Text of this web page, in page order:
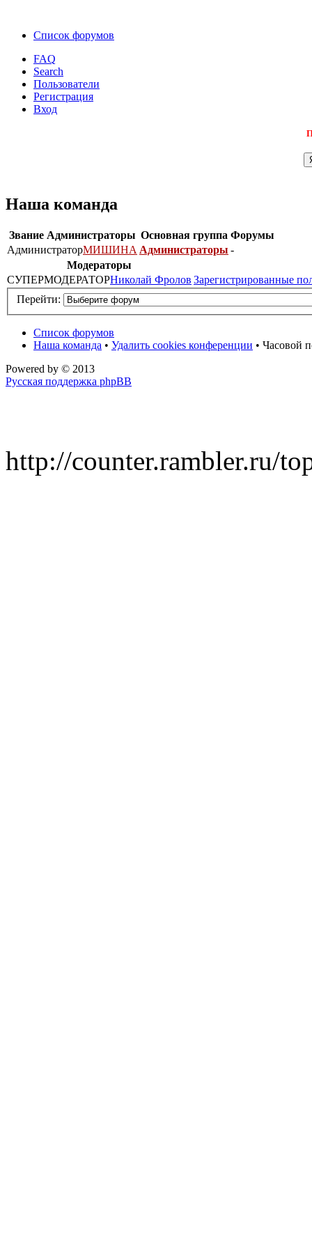
Список форумов
FAQ
Search
Пользователи
Регистрация
Вход
Наша команда
Звание Администраторы Основная группа Форумы
АдминистраторМИШИНА Администраторы -
Модераторы
СУПЕРМОДЕРАТОРНиколай Фролов Зарегистрированные
Перейти:
Список форумов
Наша команда • Удалить cookies конференции • Часовой
Powered by © 2013
Русская поддержка phpBB
http://counter.rambler.ru/